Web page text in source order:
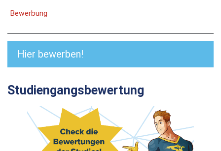
Bewerbung
Hier bewerben!
Studiengangsbewertung